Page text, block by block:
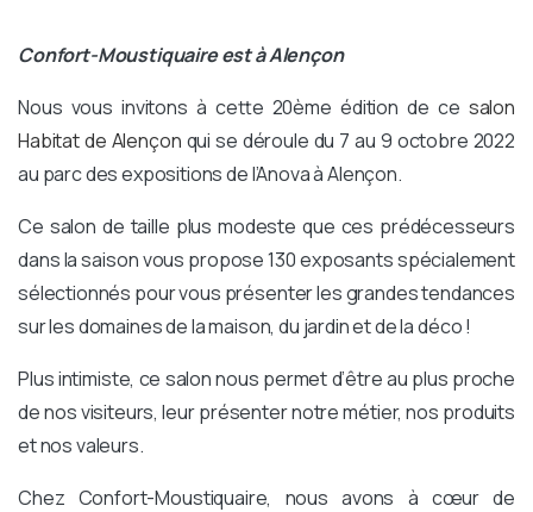
Confort-Moustiquaire est à Alençon
Nous vous invitons à cette 20ème édition de ce salon
Habitat de Alençon qui se déroule du 7 au 9 octobre 2022
au parc des expositions de l’Anova à Alençon.
Ce salon de taille plus modeste que ces prédécesseurs
dans la saison vous propose 130 exposants spécialement
sélectionnés pour vous présenter les grandes tendances
sur les domaines de la maison, du jardin et de la déco !
Plus intimiste, ce salon nous permet d’être au plus proche
de nos visiteurs, leur présenter notre métier, nos produits
et nos valeurs.
Chez Confort-Moustiquaire, nous avons à cœur de